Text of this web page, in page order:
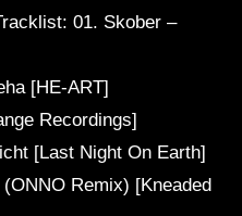
01. Skober –
[HE-ART]
Recordings]
[Last Night On Earth]
Remix) [Kneaded